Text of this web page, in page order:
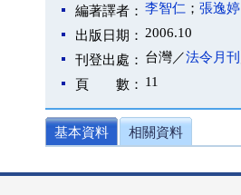
編著譯者： 李智仁 ； 張逸婷
出版日期： 2006.10
刊登出處： 台灣／法令月刊
頁 數： 11
基本資料 相關資料